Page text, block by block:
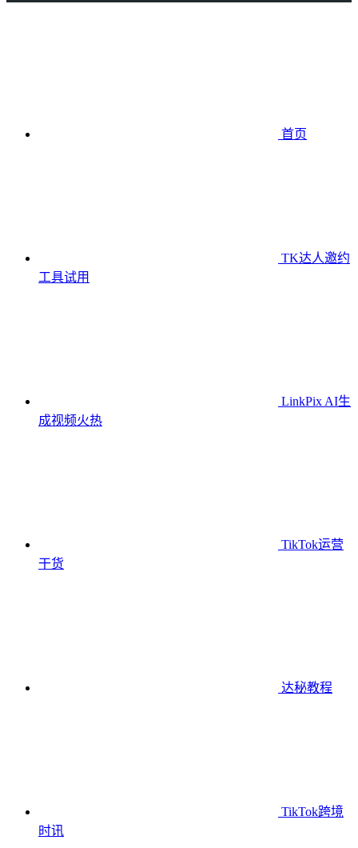
首页
TK达人邀约
工具试用
LinkPix AI生
成视频火热
TikTok运营
干货
达秘教程
TikTok跨境
时讯